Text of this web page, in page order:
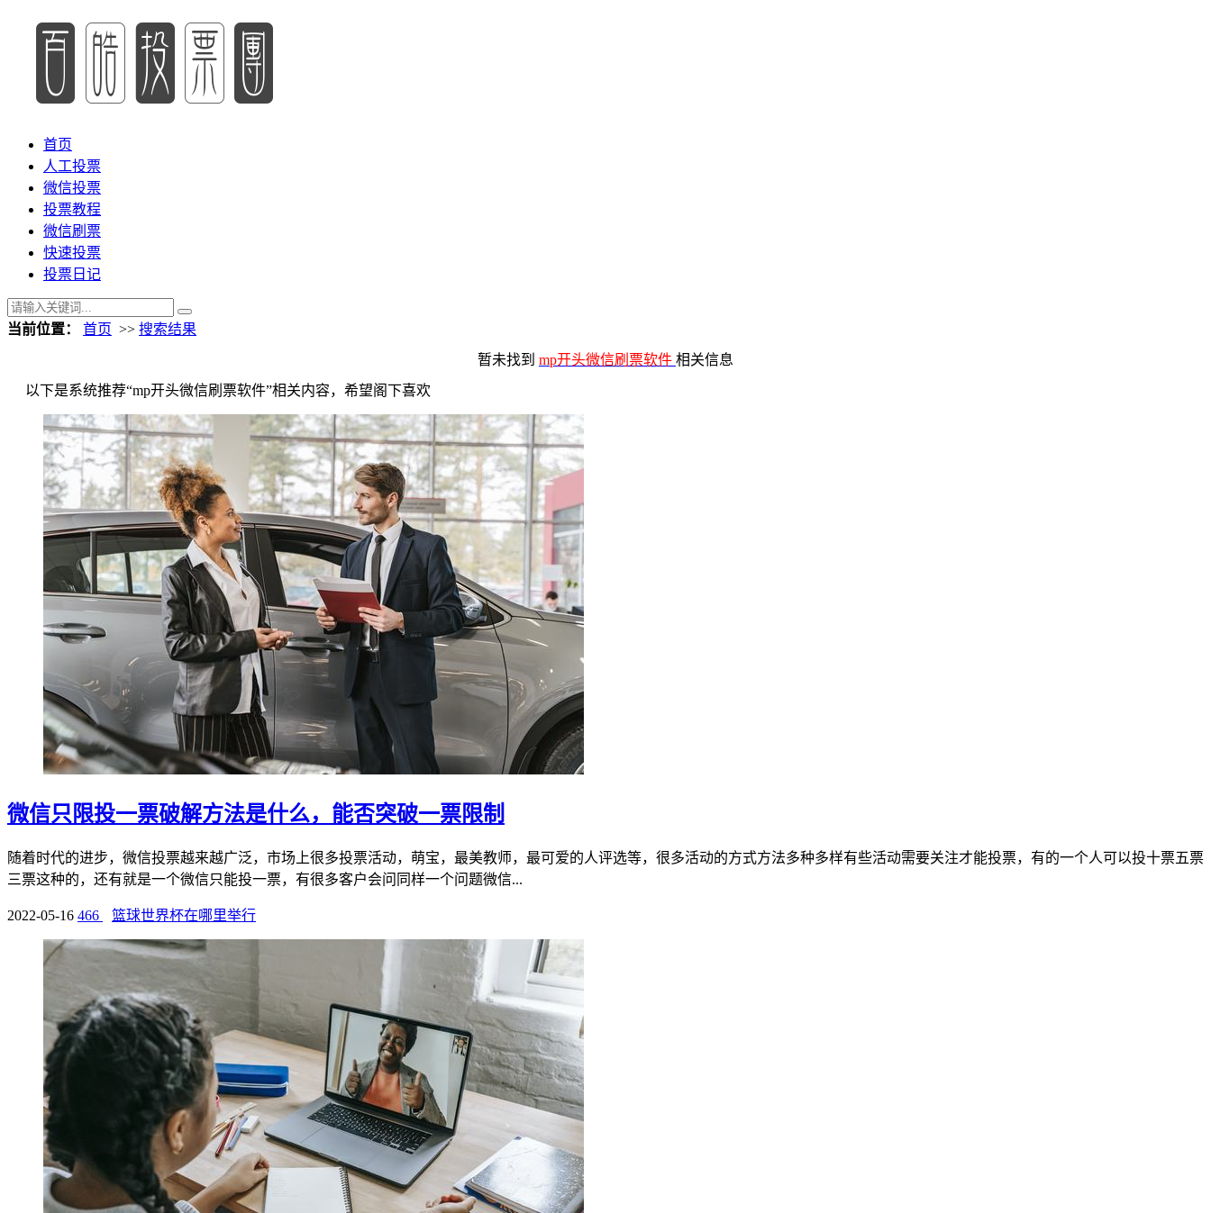
首页
人工投票
微信投票
投票教程
微信刷票
快速投票
投票日记
当前位置： 首页 >> 搜索结果
暂未找到 mp开头微信刷票软件 相关信息
以下是系统推荐“mp开头微信刷票软件”相关内容，希望阁下喜欢
微信只限投一票破解方法是什么，能否突破一票限制
随着时代的进步，微信投票越来越广泛，市场上很多投票活动，萌宝，最美教师，最可爱的人评选等，很多活动的方式方法多种多样有些活动需要关注才能投票，有的一个人可以投十票五票
三票这种的，还有就是一个微信只能投一票，有很多客户会问同样一个问题微信...
2022-05-16 466 篮球世界杯在哪里举行